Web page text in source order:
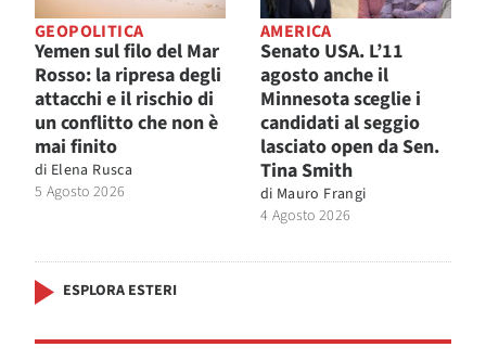
GEOPOLITICA
Yemen sul filo del Mar
Rosso: la ripresa degli
attacchi e il rischio di
un conflitto che non è
mai finito
di Elena Rusca
5 Agosto 2026
AMERICA
Senato USA. L’11
agosto anche il
Minnesota sceglie i
candidati al seggio
lasciato open da Sen.
Tina Smith
di Mauro Frangi
4 Agosto 2026
ESPLORA ESTERI